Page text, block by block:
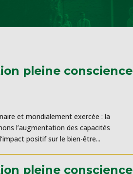
pleine conscience
et mondialement exercée : la
l’augmentation des capacités
positif sur le bien-être...
pleine conscience